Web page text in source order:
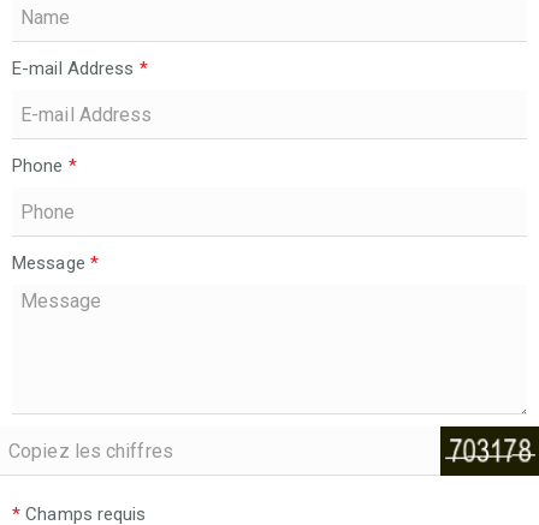
E-mail Address *
Phone *
Message *
* Champs requis